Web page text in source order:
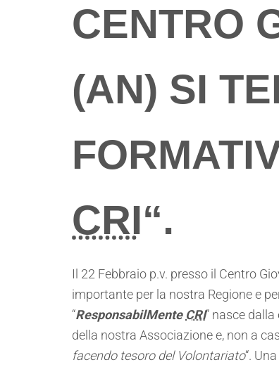
CENTRO
(AN) SI
CRI“.
Il 22 Febbraio p.v. presso il Centro
importante per la nostra Regione e
“ResponsabilMente CRI” nasce
della nostra Associazione e, non a
facendo tesoro del Volontariato“. Una